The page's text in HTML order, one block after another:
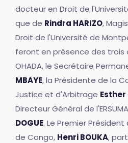
docteur en Droit de
que de Rindra HARIZO,
Droit de l'Université de
feront en présence des trois
OHADA, le Secrétaire
MBAYE, la Présidente de la
Justice et d'Arbitrage Esther
Directeur Général de
DOGUE. Le Premier
de Congo, Henri BOUKA,